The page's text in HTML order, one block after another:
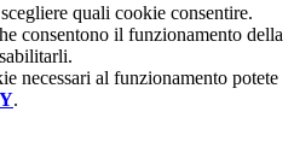
quali cookie consentire.
consentono il funzionamento della
necessari al funzionamento potete
.